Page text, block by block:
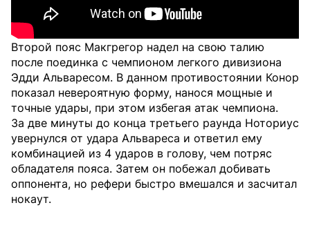
Второй пояс Макгрегор надел на свою талию
после поединка с чемпионом легкого дивизиона
Эдди Альваресом. В данном противостоянии Конор
показал невероятную форму, нанося мощные и
точные удары, при этом избегая атак чемпиона.
За две минуты до конца третьего раунда Ноториус
увернулся от удара Альвареса и ответил ему
комбинацией из 4 ударов в голову, чем потряс
обладателя пояса. Затем он побежал добивать
оппонента, но рефери быстро вмешался и засчитал
нокаут.